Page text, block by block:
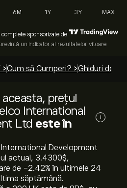
6M 1Y 3Y MAX
sponsorizate de
un indicator al rezultatelor viitoare
>Cum să Cumperi? >Ghiduri de
prețul
International
Ltd este în
i
Development
actual, 3.4300‎$‎,
de ‎-2.42‎% în ultimele 24
săptămână.